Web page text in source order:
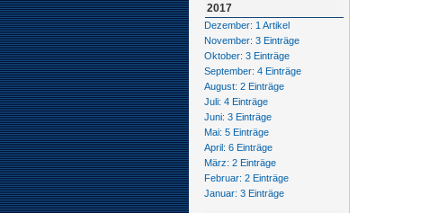
2017
Dezember: 1 Artikel
November: 3 Einträge
Oktober: 3 Einträge
September: 4 Einträge
August: 2 Einträge
Juli: 4 Einträge
Juni: 3 Einträge
Mai: 5 Einträge
April: 6 Einträge
März: 2 Einträge
Februar: 2 Einträge
Januar: 3 Einträge